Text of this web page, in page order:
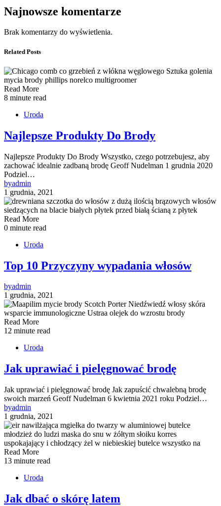
Najnowsze komentarze
Brak komentarzy do wyświetlenia.
Related Posts
Read More
8 minute read
Uroda
Najlepsze Produkty Do Brody
Najlepsze Produkty Do Brody Wszystko, czego potrzebujesz, aby
zachować idealnie zadbaną brodę Geoff Nudelman 1 grudnia 2020
Podziel…
byadmin
1 grudnia, 2021
Read More
0 minute read
Uroda
Top 10 Przyczyny wypadania włosów
byadmin
1 grudnia, 2021
Read More
12 minute read
Uroda
Jak uprawiać i pielęgnować brodę
Jak uprawiać i pielęgnować brodę Jak zapuścić chwalebną brodę
swoich marzeń Geoff Nudelman 6 kwietnia 2021 roku Podziel…
byadmin
1 grudnia, 2021
Read More
13 minute read
Uroda
Jak dbać o skórę latem